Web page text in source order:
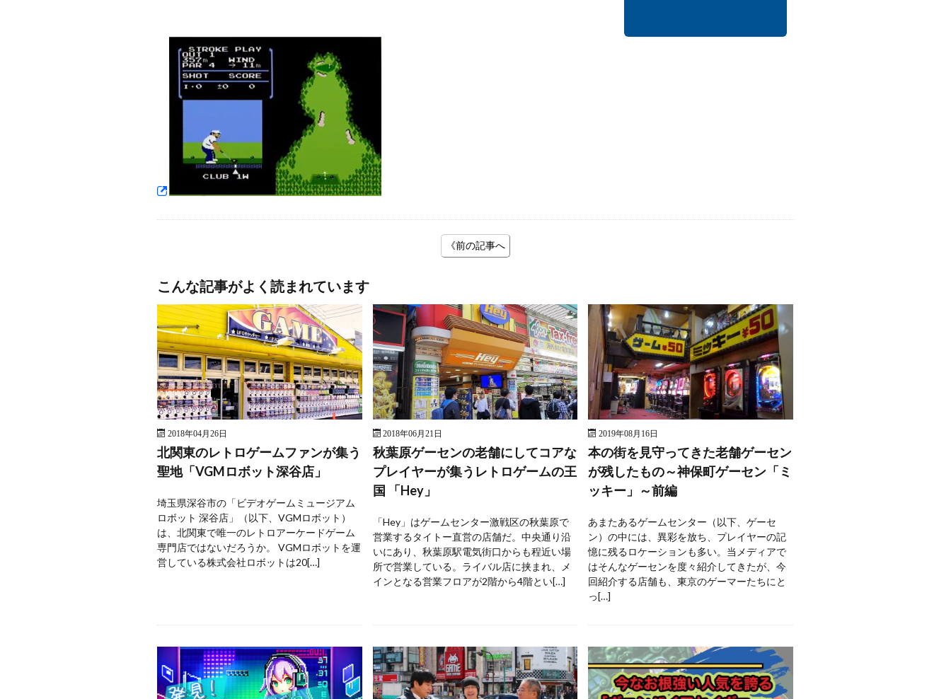
《前の記事へ
こんな記事がよく読まれています
2018年04月26日
北関東のレトロゲームファンが集う
聖地「VGMロボット深谷店」
埼玉県深谷市の「ビデオゲームミュージアム
ロボット 深谷店」（以下、VGMロボット）
は、北関東で唯一のレトロアーケードゲーム
専門店ではないだろうか。 VGMロボットを運
営している株式会社ロボットは20[…]
2018年06月21日
秋葉原ゲーセンの老舗にしてコアな
プレイヤーが集うレトロゲームの王
国 「Hey」
「Hey」はゲームセンター激戦区の秋葉原で
営業するタイトー直営の店舗だ。中央通り沿
いにあり、秋葉原駅電気街口からも程近い場
所で営業している。ライバル店に挟まれ、メ
インとなる営業フロアが2階から4階とい[…]
2019年08月16日
本の街を見守ってきた老舗ゲーセン
が残したもの～神保町ゲーセン「ミ
ッキー」～前編
あまたあるゲームセンター（以下、ゲーセ
ン）の中には、異彩を放ち、プレイヤーの記
憶に残るロケーションも多い。当メディアで
はそんなゲーセンを度々紹介してきたが、今
回紹介する店舗も、東京のゲーマーたちにと
っ[…]